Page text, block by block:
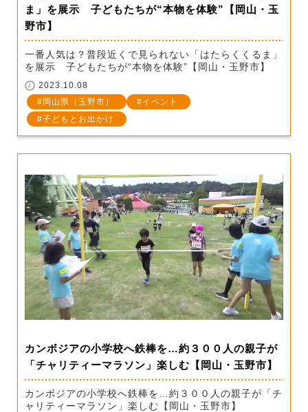
ま」を展示 子どもたちが“本物を体験”【岡山・玉
野市】
一番人気は？普段近くで見られない「はたらくくるま」
を展示 子どもたちが“本物を体験”【岡山・玉野市】
2023.10.08
岡山県（玉野市）
イベント
子どもとお出かけ
カンボジアの小学校へ鉄棒を…約３００人の親子が
「チャリティーマラソン」楽しむ【岡山・玉野市】
カンボジアの小学校へ鉄棒を…約３００人の親子が「チ
ャリティーマラソン」楽しむ【岡山・玉野市】